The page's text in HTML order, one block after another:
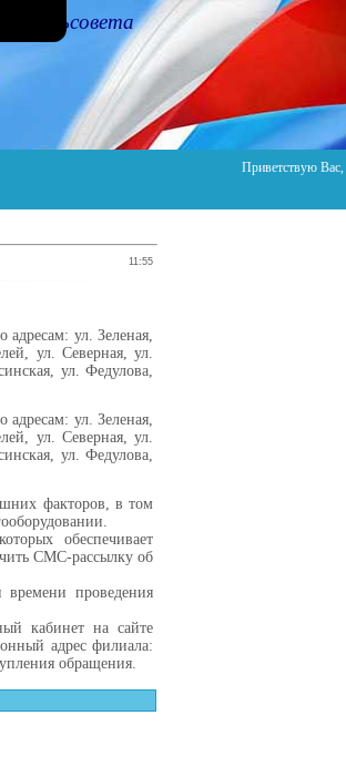
сельсовета
Приветствую Вас,
11:55
ул. Зеленая,
ул. Северная, ул.
ул. Федулова,
ул. Зеленая,
ул. Северная, ул.
ул. Федулова,
факторов, в том
обеспечивает
СМС-рассылку об
проведения
кабинет на сайте
адрес филиала:
обращения.